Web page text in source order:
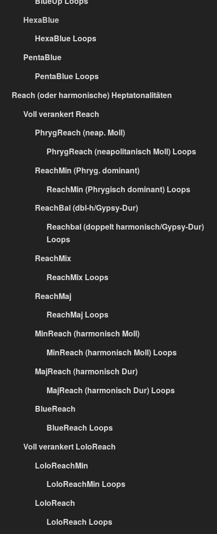
HexaBlue
HexaBlue Loops
PentaBlue
PentaBlue Loops
Reach (oder harmonische) Heptatonalitäten
Voll verankert Reach
PhrygReach (neap. Moll)
PhrygReach (neapolitanisch Moll) Loops
ReachMin (Phryg. dominant)
ReachMin (Phrygisch dominant) Loops
ReachBal (dbl-h/Gypsy-Dur)
Reachbal (doppelt harmonisch/Gypsy-Dur)
Loops
ReachMix
ReachMix Loops
ReachMaj
ReachMaj Loops
MinReach (harmonisch Moll)
MinReach (harmonisch Moll) Loops
MajReach (harmonisch Dur)
MajReach (harmonisch Dur) Loops
BlueReach
BlueReach Loops
Voll verankert LoloReach
LoloReachMin
LoloReachMin Loops
LoloReach
LoloReach Loops